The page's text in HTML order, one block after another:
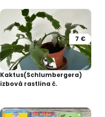
7 €
Kaktus(Schlumbergera)
izbová rastlina č.